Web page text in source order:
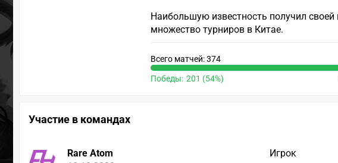
Наибольшую известность получил
множество турниров в Китае.
Всего матчей: 374
Победы: 201 (54%)
Участие в командах
Rare Atom
Игрок